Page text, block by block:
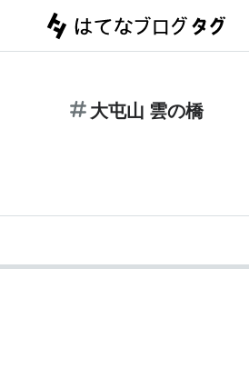
大屯山 雲の橋